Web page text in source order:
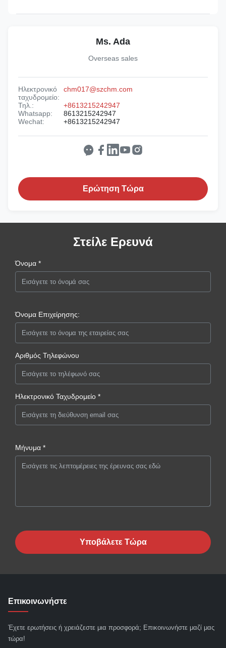
Ms. Ada
Overseas sales
Ηλεκτρονικό
ταχυδρομείο:
chm017@szchm.com
Τηλ.:
+8613215242947
Whatsapp:
8613215242947
Wechat:
+8613215242947
Ερώτηση Τώρα
Στείλε Ερευνά
Όνομα *
Όνομα Επιχείρησης:
Αριθμός Τηλεφώνου
Ηλεκτρονικό Ταχυδρομείο *
Μήνυμα *
Υποβάλετε Τώρα
Επικοινωνήστε
Έχετε ερωτήσεις ή χρειάζεστε μια προσφορά; Επικοινωνήστε μαζί μας
τώρα!